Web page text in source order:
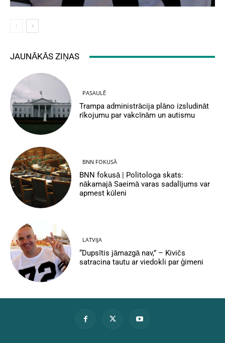
JAUNĀKĀS ZIŅAS
PASAULĒ
Trampa administrācija plāno izsludināt
rīkojumu par vakcīnām un autismu
BNN FOKUSĀ
BNN fokusā | Politologa skats:
nākamajā Saeimā varas sadalījums var
apmest kūleni
LATVIJA
“Dupsītis jāmazgā nav,” – Kivičs
satracina tautu ar viedokli par ģimeni